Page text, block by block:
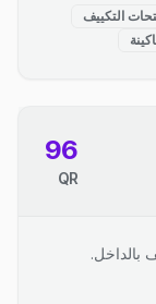
التكييف
96
QR
بالداخل.